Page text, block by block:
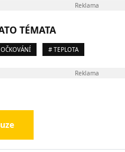
Reklama
TÉMATA
# TEPLOTA
Reklama